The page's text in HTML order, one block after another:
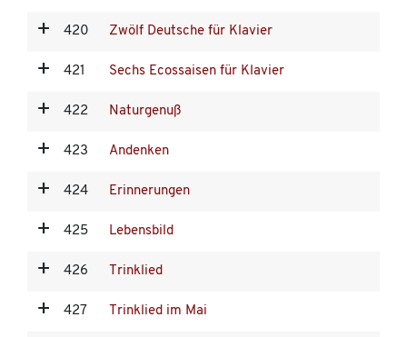
420 Zwölf Deutsche für Klavier
421 Sechs Ecossaisen für Klavier
422 Naturgenuß
423 Andenken
424 Erinnerungen
425 Lebensbild
426 Trinklied
427 Trinklied im Mai